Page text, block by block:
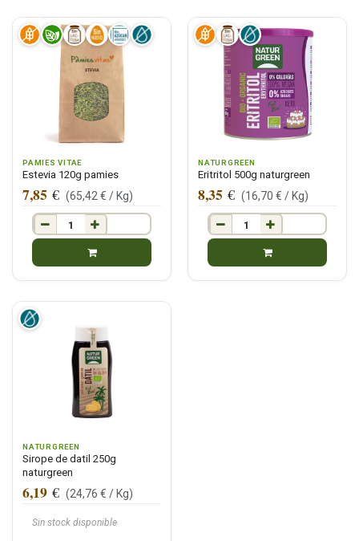
PAMIES VITAE
Estevia 120g pamies
7,85 € (65,42 € / Kg)
NATURGREEN
Eritritol 500g naturgreen
8,35 € (16,70 € / Kg)
NATURGREEN
Sirope de datil 250g
naturgreen
Sin stock disponible
6,19 € (24,76 € / Kg)